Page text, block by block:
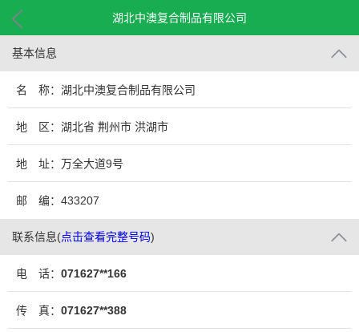
湖北中澳复合制品有限公司
基本信息
名 称：湖北中澳复合制品有限公司
地 区：湖北省 荆州市 洪湖市
地 址：万全大道9号
邮 编：433207
联系信息(点击查看完整号码)
电 话： 071627**166
传 真： 071627**388